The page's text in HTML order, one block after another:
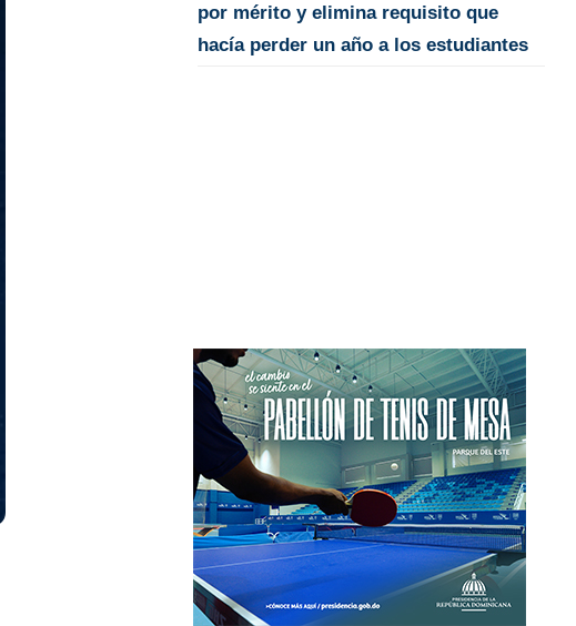
por mérito y elimina requisito que
hacía perder un año a los estudiantes